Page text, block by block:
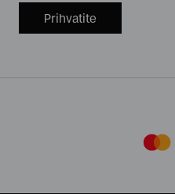
Prihvatite